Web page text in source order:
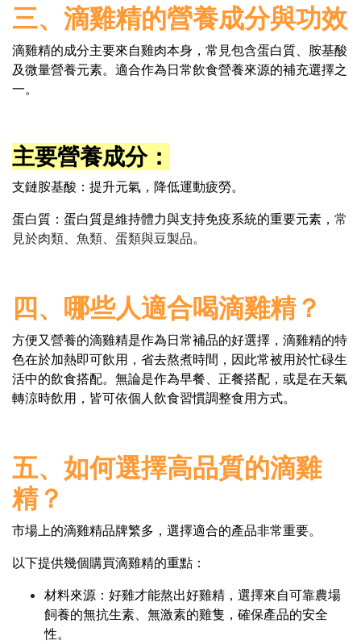
三、滴雞精的營養成分與功效
滴雞精的成分主要來自雞肉本身，常見包含蛋白質、胺基酸
及微量營養元素。適合作為日常飲食營養來源的補充選擇之
一。
主要營養成分：
支鏈胺基酸：提升元氣，降低運動疲勞。
蛋白質：蛋白質是維持體力與支持免疫系統的重要元素， 常
見於肉類、魚類、蛋類與豆製品。
四、哪些人適合喝滴雞精？
方便又營養的滴雞精是作為日常補品的好選擇， 滴雞精的特
色在於加熱即可飲用，省去熬煮時間，因此常被用於忙碌生
活中的飲食搭配。無論是作為早餐、正餐搭配，或是在天氣
轉涼時飲用，皆可依個人飲食習慣調整食用方式。
五、如何選擇高品質的滴雞
精？
市場上的滴雞精品牌繁多，選擇適合的產品非常重要。
以下提供幾個購買滴雞精的重點：
材料來源：好雞才能熬出好雞精，選擇來自可靠農場
飼養的無抗生素、無激素的雞隻，確保產品的安全
性。